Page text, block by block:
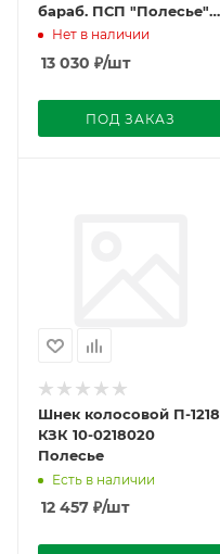
бараб. ПСП "Полесье"
(подсолн.)
Нет в наличии
13 030 ₽/шт
ПОД ЗАКАЗ
Шнек колосовой П-1218
КЗК 10-0218020
Полесье
Есть в наличии
12 457 ₽/шт